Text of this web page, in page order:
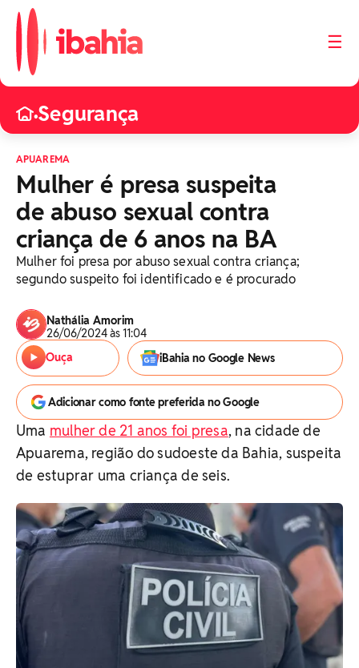
☰
•Segurança
APUAREMA
Mulher é presa suspeita
de abuso sexual contra
criança de 6 anos na BA
Mulher foi presa por abuso sexual contra criança;
segundo suspeito foi identificado e é procurado
Nathália Amorim
26/06/2024 às 11:04
Ouça
iBahia no Google News
Adicionar como fonte preferida no Google
Uma mulher de 21 anos foi presa, na cidade de
Apuarema, região do sudoeste da Bahia, suspeita
de estuprar uma criança de seis.